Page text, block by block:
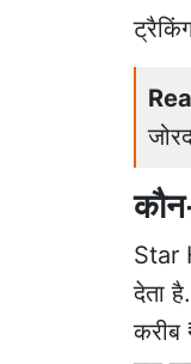
Star
देता